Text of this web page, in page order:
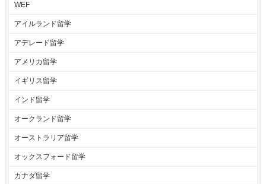
WEF
アイルランド留学
アデレード留学
アメリカ留学
イギリス留学
インド留学
オークランド留学
オーストラリア留学
オックスフォード留学
カナダ留学